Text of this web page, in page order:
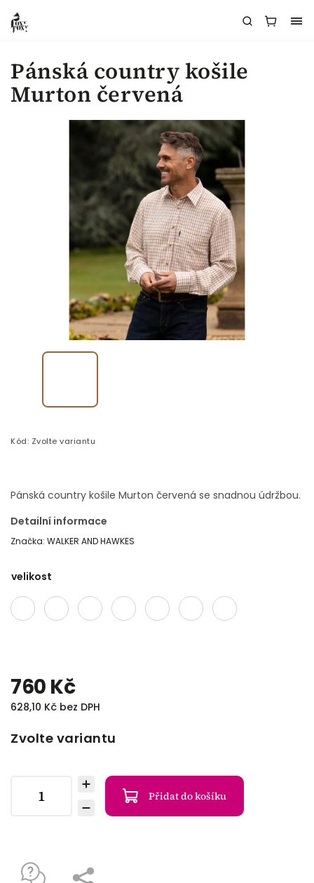
Pánská country košile
Murton červená
Kód: Zvolte variantu
Pánská country košile Murton červená se snadnou údržbou.
Detailní informace
Značka: WALKER AND HAWKES
velikost
760 Kč
628,10 Kč bez DPH
Zvolte variantu
Přidat do košíku